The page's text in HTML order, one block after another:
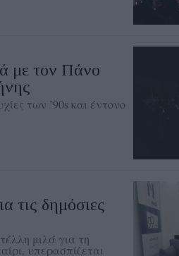
με τον Πάνο
των ’90s και έντονο
τις δημόσιες
μιλά για τη
υπερασπίζεται